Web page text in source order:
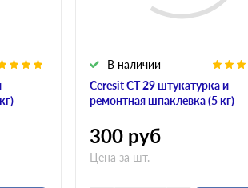
Ceresit CT 29 штукатурка и
ремонтная шпаклевка (5 кг)
В наличии
300 руб
Цена за шт.